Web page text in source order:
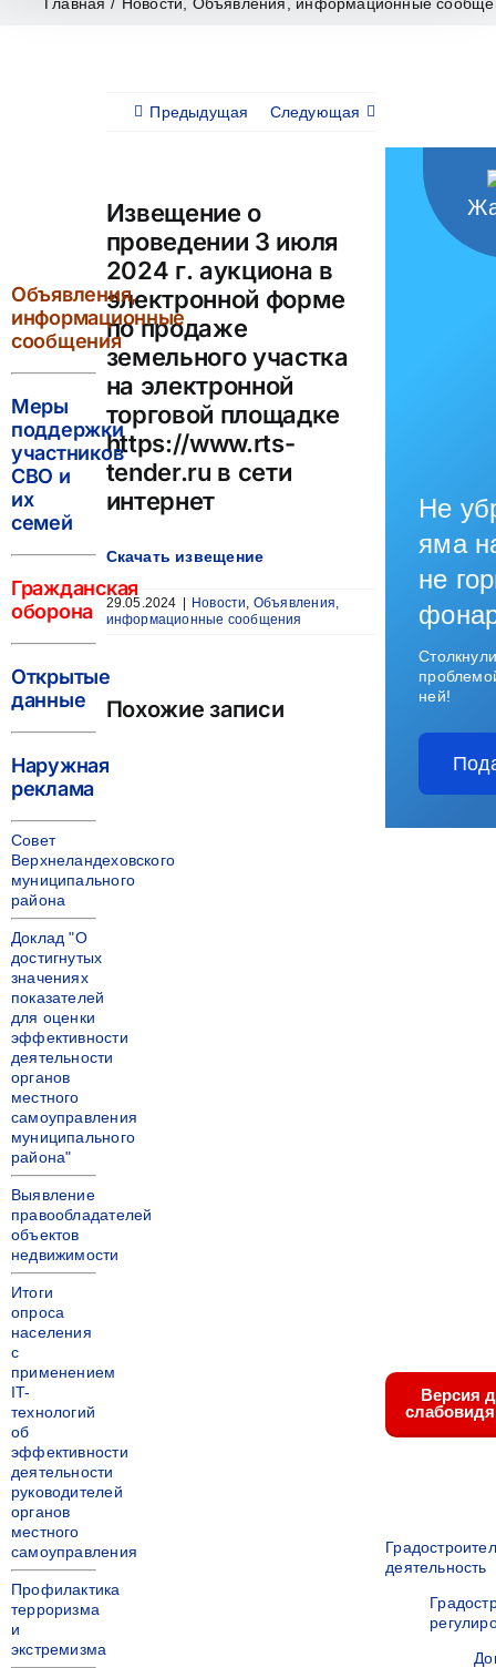
Предыдущая Следующая
Извещение о
проведении 3 июля
2024 г. аукциона в
электронной форме
по продаже
земельного участка
на электронной
торговой площадке
https://www.rts-
tender.ru в сети
интернет
Скачать извещение
29.05.2024 Новости, Объявления,
информационные сообщения
Похожие записи
Объявления,
информационные
сообщения
Меры
поддержки
участников
СВО и
их
семей
Гражданская
оборона
Открытые
данные
Наружная
реклама
Совет
Верхнеландеховского
муниципального
района
Доклад "О
достигнутых
значениях
показателей
для оценки
эффективности
деятельности
органов
местного
самоуправления
муниципального
района"
Выявление
правообладателей
объектов
недвижимости
Итоги
опроса
населения
с
применением
IT-
технологий
об
эффективности
деятельности
руководителей
органов
местного
самоуправления
Профилактика
терроризма
и
экстремизма
Не
яма
не
ней!
Версия
деятельность